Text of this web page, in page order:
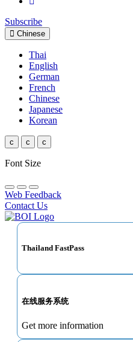
Subscribe
Chinese
Thai
English
German
French
Chinese
Japanese
Korean
c c c
Font Size
Web Feedback
Contact Us
Thailand FastPass
在线服务系统
Get more information